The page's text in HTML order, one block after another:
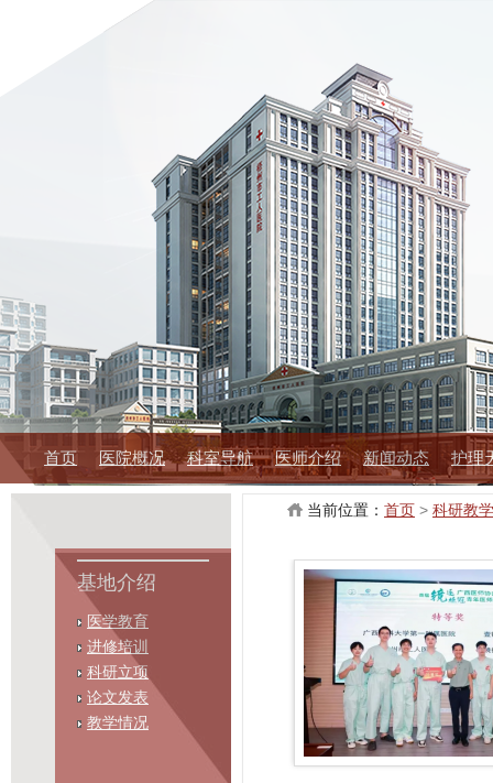
首页 医院概况 科室导航 医师介绍 新闻动态 护理
基地介绍
医学教育
进修培训
科研立项
论文发表
教学情况
当前位置： 首页 > 科研教学